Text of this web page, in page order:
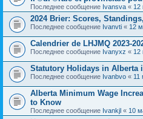
Последнее сообщение Ivansva « 12
2024 Brier: Scores,
Последнее сообщение Ivanvti « 12
Calendrier de LHJMQ 2023-
Последнее сообщение Ivanyxz « 12
Statutory Holidays in Alberta
Последнее сообщение Ivanbvo « 11
Alberta Minimum Wage
to Know
Последнее сообщение Ivankjl « 10